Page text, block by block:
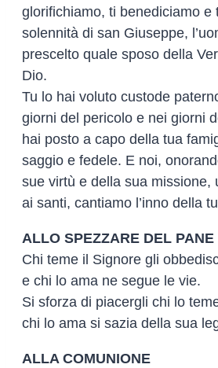
glorifichiamo, ti benediciamo e
solennità di san Giuseppe,
prescelto quale sposo della
Dio.
Tu lo hai voluto custode
giorni del pericolo e nei giorni
hai posto a capo della tua
saggio e fedele. E noi,
sue virtù e della sua missione,
ai santi, cantiamo l’inno della
ALLO SPEZZARE DEL PANE
Chi teme il Signore gli
e chi lo ama ne segue le vie.
Si sforza di piacergli chi lo
chi lo ama si sazia della sua
ALLA COMUNIONE